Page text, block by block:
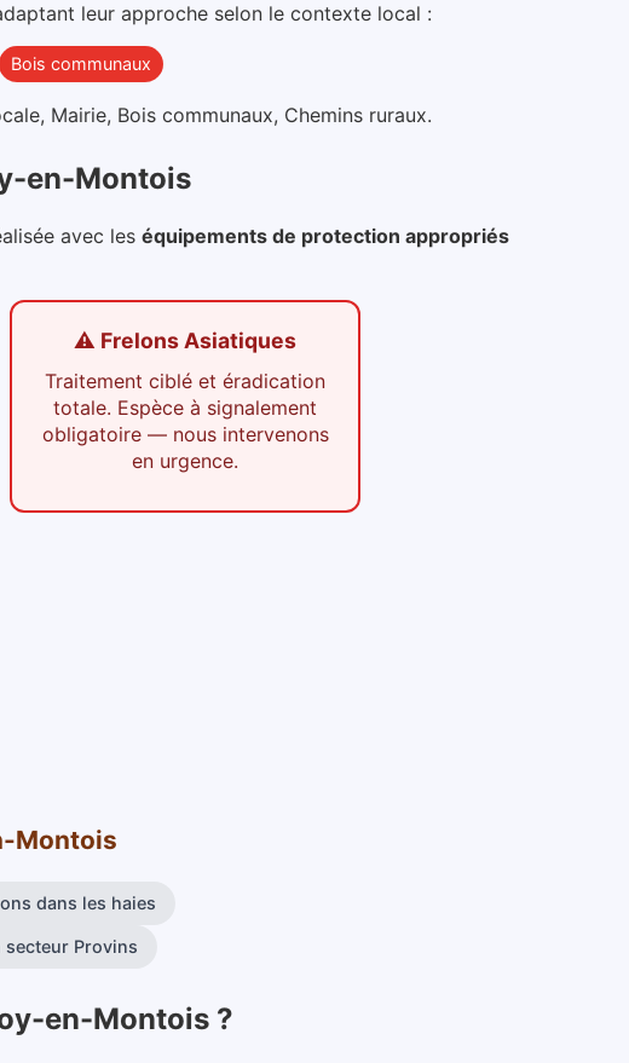
leur approche selon le contexte local :
Bois communaux
Mairie, Bois communaux, Chemins ruraux.
en-Montois
avec les équipements de protection appropriés
⚠️ Frelons Asiatiques
Traitement ciblé et éradication
totale. Espèce à signalement
obligatoire — nous intervenons
en urgence.
Montois
dans les haies
secteur Provins
en-Montois ?